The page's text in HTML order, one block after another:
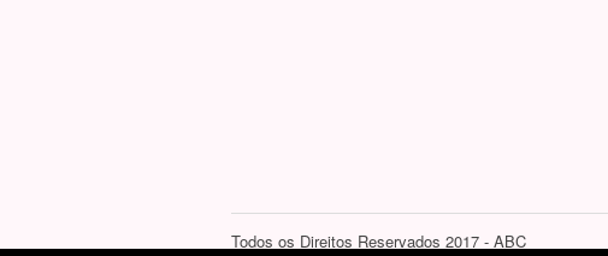
Todos os Direitos Reservados 2017 - ABC